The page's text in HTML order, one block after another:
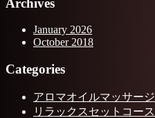
January 2026
October 2018
Categories
アロマオイルマッサージ
リラックスセットコース